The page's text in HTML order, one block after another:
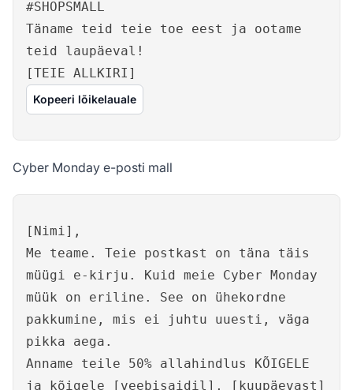
#SHOPSMALL
Täname teid teie toe eest ja ootame
teid laupäeval!
[TEIE ALLKIRI]
Kopeeri lõikelauale
Cyber Monday e-posti mall
[Nimi],
Me teame. Teie postkast on täna täis
müügi e-kirju. Kuid meie Cyber Monday
müük on eriline. See on ühekordne
pakkumine, mis ei juhtu uuesti, väga
pikka aega.
Anname teile 50% allahindlus KÕIGELE
ja kõigele [veebisaidil], [kuupäevast]